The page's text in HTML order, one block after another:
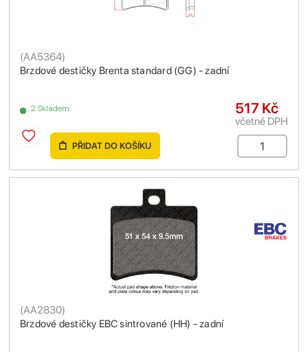
Brzdové destičky Brenta standard (GG) - zadní
(AA5364)
2 Skladem 517 Kč
včetně DPH
PŘIDAT DO KOŠÍKU
Brzdové destičky EBC sintrované (HH) - zadní
(AA2830)